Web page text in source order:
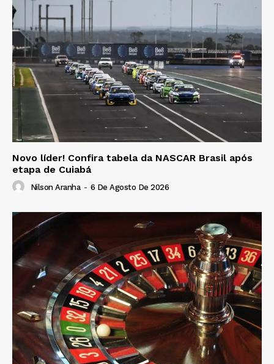
Novo líder! Confira tabela da NASCAR Brasil após
etapa de Cuiabá
Nilson Aranha - 6 De Agosto De 2026